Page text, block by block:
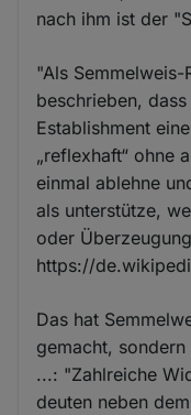
nach ihm ist der
"Als
beschrieben,
Establishment
„reflexhaft“ ohne
einmal ablehne
als unterstütze,
oder
https://
Das hat
gemacht,
...: "Zahlreiche
deuten neben